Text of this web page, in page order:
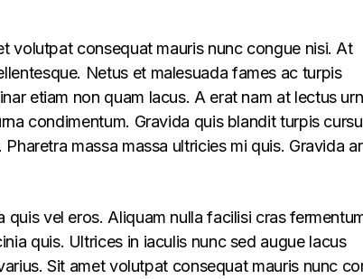
volutpat consequat mauris nunc congue nisi. At
Netus et malesuada fames ac turpis
etiam non quam lacus. A erat nam at lectus
condimentum. Gravida quis blandit turpis
massa massa ultricies mi quis. Gravida
vel eros. Aliquam nulla facilisi cras
quis. Ultrices in iaculis nunc sed augue lacus
Sit amet volutpat consequat mauris nunc